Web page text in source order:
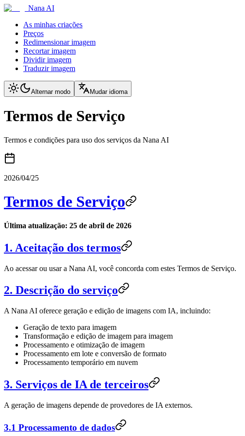
Nana AI
As minhas criações
Preços
Redimensionar imagem
Recortar imagem
Dividir imagem
Traduzir imagem
Alternar modo Mudar idioma
Termos de Serviço
Termos e condições para uso dos serviços da Nana AI
2026/04/25
Termos de Serviço
Última atualização: 25 de abril de 2026
1. Aceitação dos termos
Ao acessar ou usar a Nana AI, você concorda com estes Termos de Serviço.
2. Descrição do serviço
A Nana AI oferece geração e edição de imagens com IA, incluindo:
Geração de texto para imagem
Transformação e edição de imagem para imagem
Processamento e otimização de imagem
Processamento em lote e conversão de formato
Processamento temporário em nuvem
3. Serviços de IA de terceiros
A geração de imagens depende de provedores de IA externos.
3.1 Processamento de dados